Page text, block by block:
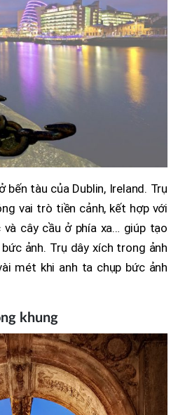
bến tàu của Dublin, Ireland. Trụ
vai trò tiền cảnh, kết hợp với
cây cầu ở phía xa… giúp tạo
ảnh. Trụ dây xích trong ảnh
mét khi anh ta chụp bức ảnh
khung